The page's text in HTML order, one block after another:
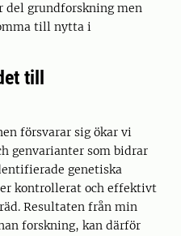
del grundforskning men
till nytta i
till
försvarar sig ökar vi
genvarianter som bidrar
genetiska
kontrollerat och effektivt
Resultaten från min
forskning, kan därför